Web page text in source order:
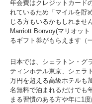
年会費はクレジットカード
れているため「マイルを貯
じる方もいるかもしれませ
Marriott Bonvoy(マリオッ
るギフト券がもらえます（
日本では、シェラトン・グ
ティンホテル東京、シェラ
万円を超える高級ホテルも
名無料で泊まれるだけでも
まる習慣のある方や年に1